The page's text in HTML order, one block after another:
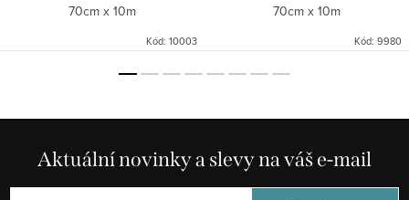
70cm x 10m
Kód: 10003
70cm x 10m
Kód: 9980
Aktuální novinky a slevy na váš e-mail